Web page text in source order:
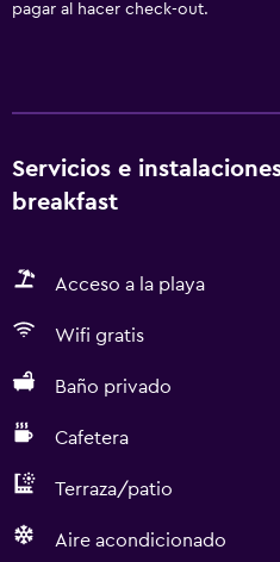
pagar al hacer check-out.
Servicios e
breakfast
Acceso a la playa
Wifi gratis
Baño privado
Cafetera
Terraza/patio
Aire acondicionado